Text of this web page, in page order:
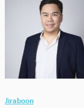
Jiraboon